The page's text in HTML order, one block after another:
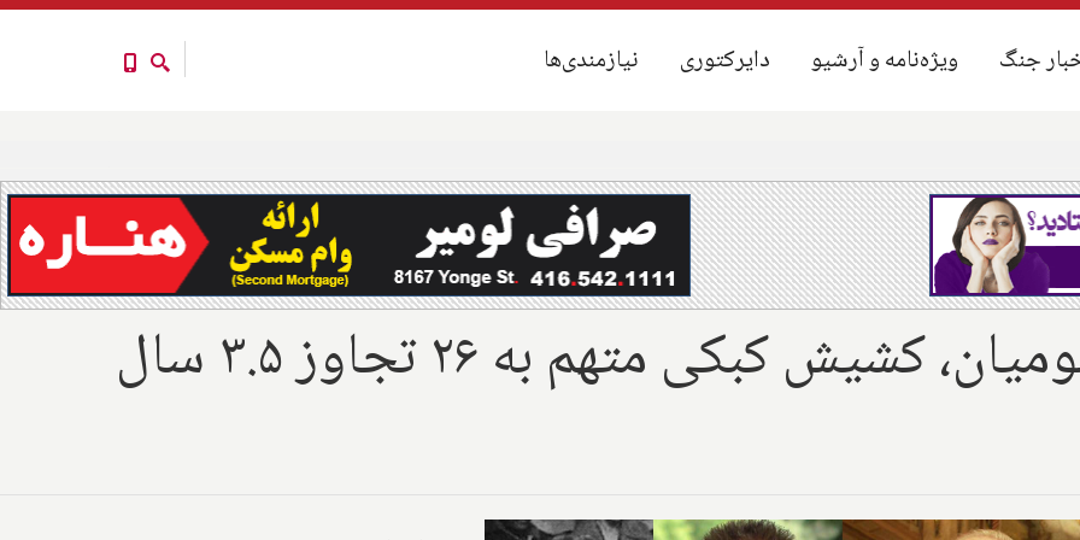
نیازمندی‌ها دایرکتوری ویژه‌نامه و آرشیو جنگ نیازمندی‌ها دایرکتوری ویژه‌نامه و آرشیو جنگ
با شکایت ۳۶۰ کودک بومیان، کشیش کبکی متهم به ۲۶ تجاوز ۳.۵ سال